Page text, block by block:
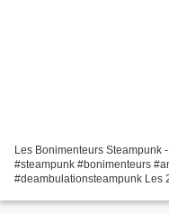
Les Bonimenteurs Steampunk
#steampunk #bonimenteurs
#deambulationsteampunk Les